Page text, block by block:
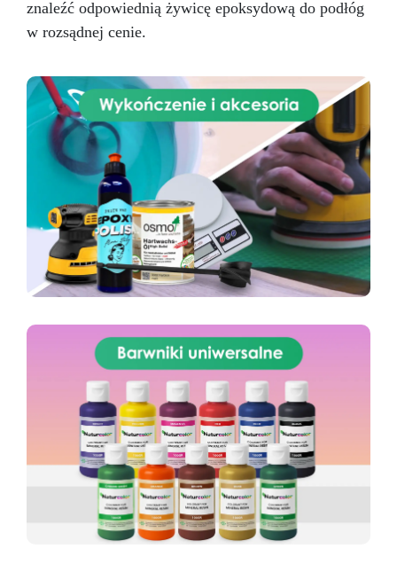
powłoki ochronne)
Przekształć swoje
pomysły w rzeczywistość – Rób rzemiosło z
znaleźć odpowiednią żywicę epoksydową do podłóg
w rozsądnej cenie.